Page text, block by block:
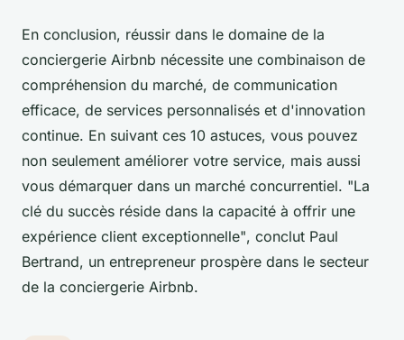
En conclusion, réussir dans le domaine de la
conciergerie Airbnb nécessite une combinaison de
compréhension du marché, de communication
efficace, de services personnalisés et d'innovation
continue. En suivant ces 10 astuces, vous pouvez
non seulement améliorer votre service, mais aussi
vous démarquer dans un marché concurrentiel. "La
clé du succès réside dans la capacité à offrir une
expérience client exceptionnelle", conclut Paul
Bertrand, un entrepreneur prospère dans le secteur
de la conciergerie Airbnb.